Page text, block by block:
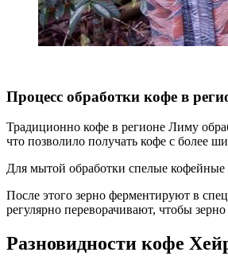
Процесс обработки кофе в
Традиционно кофе в регионе Лиму
что позволило получать кофе с более
Для мытой обработки спелые кофейные
После этого зерно ферментируют в
регулярно переворачивают, чтобы
Разновидности кофе